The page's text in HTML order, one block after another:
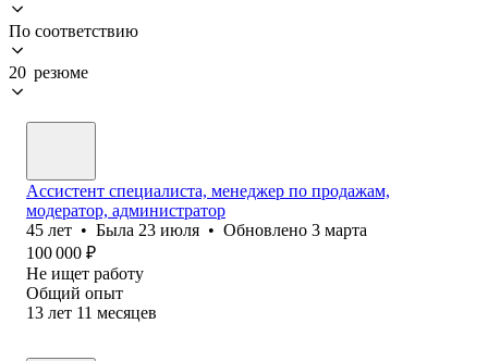
По соответствию
20 резюме
Ассистент специалиста, менеджер по продажам,
модератор, администратор
45 лет • Была 23 июля • Обновлено 3 марта
100 000 ₽
Не ищет работу
Общий опыт
13 лет 11 месяцев